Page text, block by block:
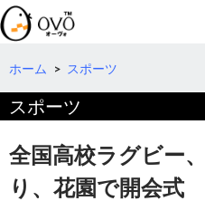
検
索
コ
テ
へ
動
ホーム > スポーツ
スポーツ
全国高校ラグビー
り、花園で開会式